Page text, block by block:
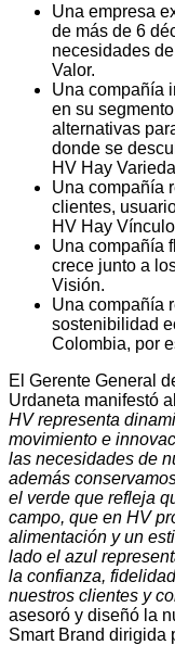
Una empresa
de más de 6
necesidades
Valor.
Una compañía
en su
alternativas
donde se
HV Hay
Una compañía
clientes,
HV Hay
Una compañía
crece junto a
Visión.
Una compañía
sostenibilidad
Colombia, por
El Gerente General
Urdaneta manifestó
HV representa
movimiento e
las necesidades de
además
el verde que refleja
campo, que en HV
alimentación y un
lado el azul
la confianza,
nuestros clientes y
asesoró y diseñó la
Smart Brand dirigida